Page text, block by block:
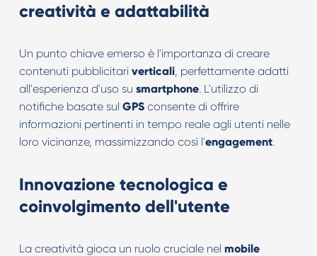
creatività e adattabilità
Un punto chiave emerso è l'importanza di creare
contenuti pubblicitari verticali, perfettamente adatti
all'esperienza d'uso su smartphone. L'utilizzo di
notifiche basate sul GPSconsente di offrire
informazioni pertinenti in tempo reale agli utenti nelle
loro vicinanze, massimizzando così l'engagement.
Innovazione tecnologica e
coinvolgimento dell'utente
La creatività gioca un ruolo cruciale nel mobile